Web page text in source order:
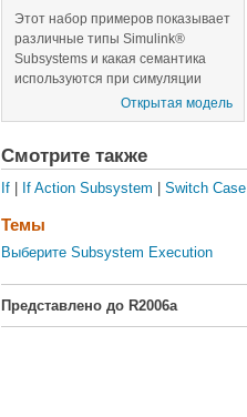
Этот набор примеров показывает
различные типы Simulink®
Subsystems и какая семантика
используются при симуляции
этих Подсистем. Каждый пример
предоставляет описание модели
будет выполняться.
Открытая модель
Смотрите также
If If Action Subsystem Switch Case
Темы
Выберите Subsystem Execution
Представлено до R2006a